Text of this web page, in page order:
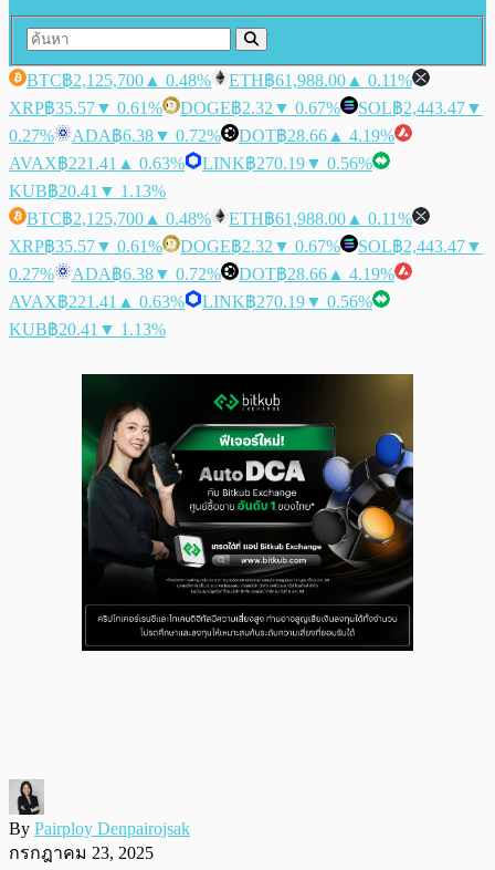
BTC฿2,125,700 ▲ 0.48% ETH฿61,988.00 ▲ 0.11%
XRP฿35.57▼ 0.61% DOGE฿2.32 ▼ 0.67% SOL฿2,443.47▼
0.27%
ADA฿6.38▼ 0.72% DOT฿28.66 ▲ 4.19%
AVAX฿221.41 ▲ 0.63% LINK฿270.19▼ 0.56%
KUB฿20.41 ▼ 1.13%
BTC฿2,125,700 ▲ 0.48% ETH฿61,988.00 ▲ 0.11%
XRP฿35.57▼ 0.61% DOGE฿2.32 ▼ 0.67% SOL฿2,443.47▼
0.27%
ADA฿6.38▼ 0.72% DOT฿28.66 ▲ 4.19%
AVAX฿221.41 ▲ 0.63% LINK฿270.19▼ 0.56%
KUB฿20.41 ▼ 1.13%
By Pairploy Denpairojsak
กรกฎาคม 23, 2025